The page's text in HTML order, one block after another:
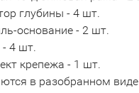
глубины - 4 шт.
основание - 2 шт.
4 шт.
крепежа - 1 шт.
в разобранном виде